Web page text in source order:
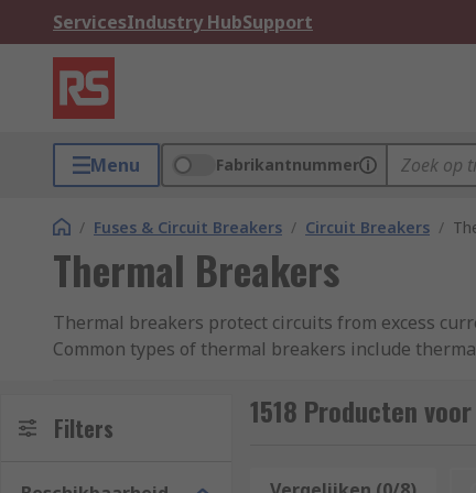
ServicesIndustry HubSupport
Menu Fabrikantnummer
/ Fuses & Circuit Breakers / Circuit Breakers /
Thermal Breakers
Thermal breakers protect circuits from excess
Common types of thermal breakers include
Types of Thermal Breakers
electrical switch to disrupt the flow of current
Filters 1518 Producten